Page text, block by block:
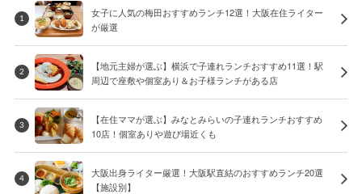
1
女子に人気の梅田おすすめランチ12選！大阪在住ライター
が厳選
2
【地元主婦が選ぶ】横浜で子連れランチおすすめ11選！駅
周辺で座敷や個室あり＆お子様ランチがある店
3
【在住ママが選ぶ】みなとみらいの子連れランチおすすめ
10店！個室ありや遊び場近くも
4
大阪出身ライター厳選！大阪駅直結のおすすめランチ20選
【施設別】